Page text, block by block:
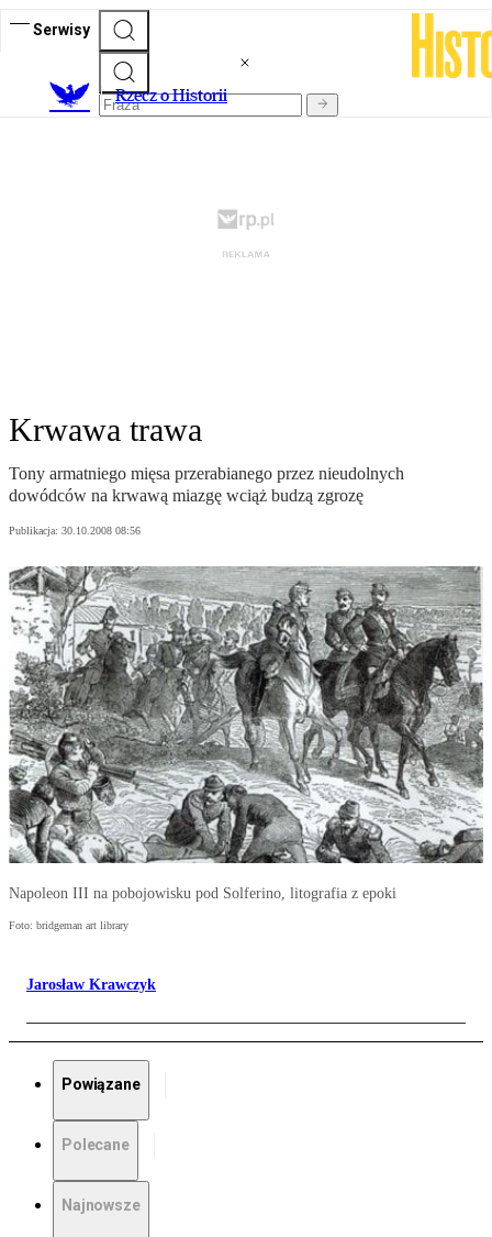
Serwisy
Rzecz o Historii
Krwawa trawa
Tony armatniego mięsa przerabianego przez nieudolnych
dowódców na krwawą miazgę wciąż budzą zgrozę
Publikacja: 30.10.2008 08:56
Napoleon III na pobojowisku pod Solferino, litografia z epoki
Foto: bridgeman art library
Jarosław Krawczyk
Powiązane
Polecane
Najnowsze